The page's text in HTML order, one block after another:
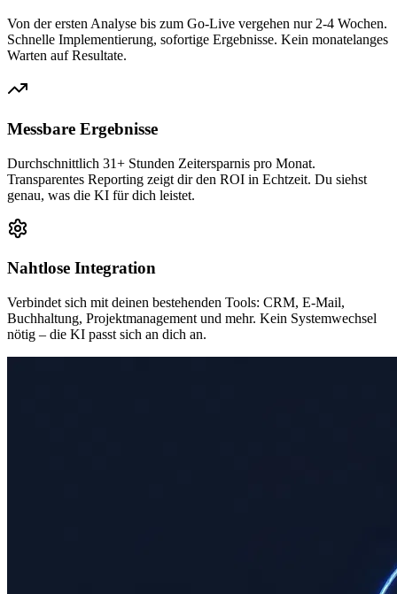
Von der ersten Analyse bis zum Go-Live vergehen nur 2-4 Wochen.
Schnelle Implementierung, sofortige Ergebnisse. Kein monatelanges
Warten auf Resultate.
Messbare Ergebnisse
Durchschnittlich 31+ Stunden Zeitersparnis pro Monat.
Transparentes Reporting zeigt dir den ROI in Echtzeit. Du siehst
genau, was die KI für dich leistet.
Nahtlose Integration
Verbindet sich mit deinen bestehenden Tools: CRM, E-Mail,
Buchhaltung, Projektmanagement und mehr. Kein Systemwechsel
nötig – die KI passt sich an dich an.